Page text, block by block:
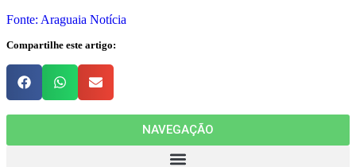
Fonte: Araguaia Notícia
Compartilhe este artigo:
NAVEGAÇÃO